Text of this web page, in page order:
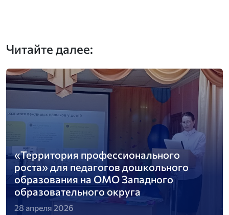
Читайте далее:
«Территория профессионального
роста» для педагогов дошкольного
образования на ОМО Западного
образовательного округа
28 апреля 2026